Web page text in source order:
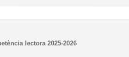
lectora 2025-2026